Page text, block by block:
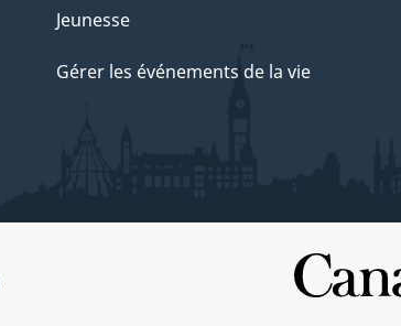
Jeunesse
Gérer les événements de la vie